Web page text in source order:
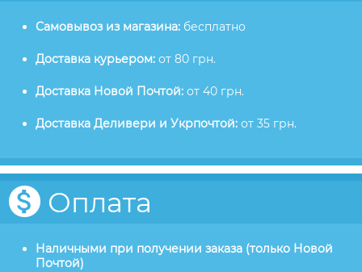
Самовывоз из магазина: бесплатно
Доставка курьером: от 80 грн.
Доставка Новой Почтой: от 40 грн.
Доставка Деливери и Укрпочтой: от 35 грн.
Оплата
Наличными при получении заказа (только Новой
Почтой)